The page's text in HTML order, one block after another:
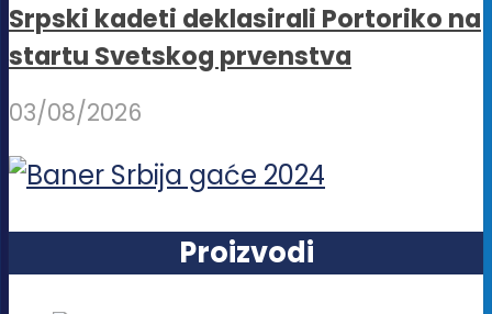
Srpski kadeti deklasirali Portoriko na
startu Svetskog prvenstva
03/08/2026
Proizvodi